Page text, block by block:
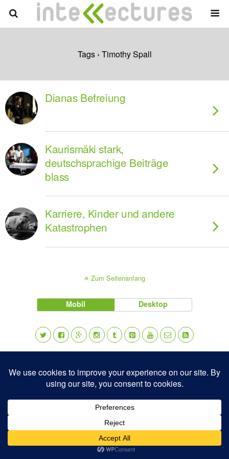
Tags › Timothy Spall
Dianas Befreiung
Kaurismäki stark,
deutschsprachige Beiträge
blass
Karriere, Kinder und andere
Katastrophen
Zum Seitenanfang
Mobil Desktop